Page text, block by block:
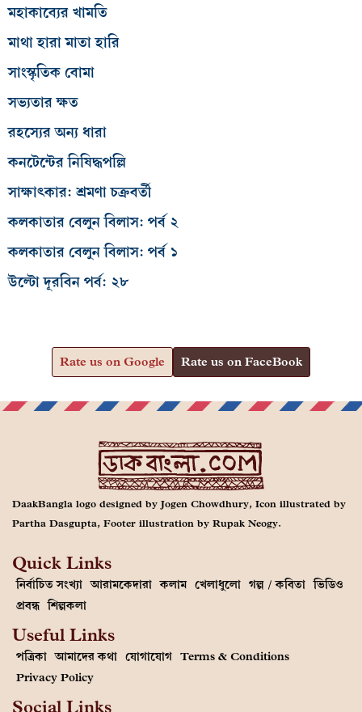
মহাকাব্যের খামতি
মাথা হারা মাতা হারি
সাংস্কৃতিক বোমা
সভ্যতার ক্ষত
রহস্যের অন্য ধারা
কনটেন্টের নিষিদ্ধপল্লি
সাক্ষাৎকার: শ্রমণা চক্রবর্তী
কলকাতার বেলুন বিলাস: পর্ব ২
কলকাতার বেলুন বিলাস: পর্ব ১
উল্টো দূরবিন পর্ব: ২৮
Rate us on Google Rate us on FaceBook
DaakBangla logo designed by Jogen Chowdhury, Icon illustrated by
Partha Dasgupta, Footer illustration by Rupak Neogy.
Quick Links
নির্বাচিত সংখ্যা আরামকেদারা কলাম খেলাধুলো গল্প / কবিতা ভিডিও
প্রবন্ধ শিল্পকলা
Useful Links
পত্রিকা আমাদের কথা যোগাযোগ Terms & Conditions
Privacy Policy